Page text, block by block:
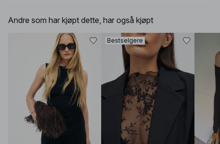
Andre som har kjøpt dette, har også kjøpt
Bestselgere